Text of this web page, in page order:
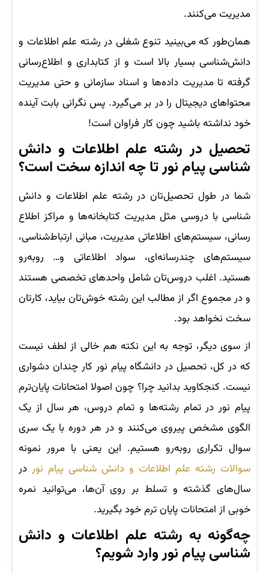
مدیریت می‌کنند.
همان‌طور که می‌بینید تنوع شغلی در رشته علم اطلاعات و
دانش‌شناسی بسیار بالا است و از کتابداری و اطلاع‌رسانی
گرفته تا مدیریت داده‌ها و اسناد سازمانی و حتی مدیریت
محتواهای دیجیتال را در بر می‌گیرد. پس نگرانی بابت آینده
خود نداشته باشید چون کار فراوان است!
تحصیل در رشته علم اطلاعات و دانش‌
شناسی پیام نور تا چه اندازه سخت است؟
شما در طول تحصیل‌تان در رشته علم اطلاعات و دانش
شناسی با دروسی مثل مدیریت کتابخانه‌ها و مراکز اطلاع
رسانی، سیستم‌های اطلاعاتی مدیریت، مبانی ارتباط‌شناسی،‌
سیستم‌های چندرسانه‌ای، سواد اطلاعاتی و… روبه‌رو
هستید. اغلب دروس‌تان شامل واحدهای تخصصی هستند
و در مجموع اگر از مطالب این رشته خوش‌تان بیاید، کارتان
سخت نخواهد بود.
از سوی دیگر، توجه به این نکته هم خالی از لطف نیست
که در کل، تحصیل در دانشگاه پیام نور کار چندان دشواری
نیست. کنجکاوید بدانید چرا؟ چون اصولا امتحانات پایان‌ترم
پیام نور در تمام رشته‌ها و تمام دروس، هر سال از یک
الگوی مشخص پیروی می‌کنند و در هر دوره با یک سری
سوال تکراری روبه‌رو هستیم. این یعنی با مرور نمونه
سوالات رشته علم اطلاعات و دانش شناسی پیام نور در
سال‌های گذشته و تسلط بر روی آن‌ها، می‌توانید نمره
خوبی از امتحانات پایان ترم خود بگیرید.
چه‌گونه به رشته علم اطلاعات و دانش
شناسی پیام نور وارد شویم؟